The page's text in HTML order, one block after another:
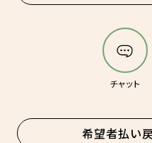
チャット
希望者払い